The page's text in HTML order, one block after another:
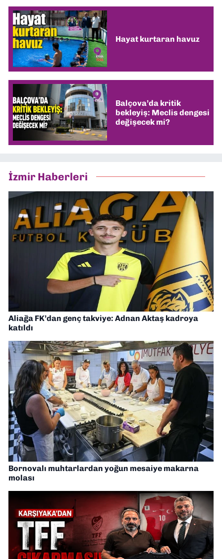
Hayat kurtaran havuz
Balçova’da kritik
bekleyiş: Meclis dengesi
değişecek mi?
İzmir Haberleri
Aliağa FK’dan genç takviye: Adnan Aktaş kadroya
katıldı
Bornovalı muhtarlardan yoğun mesaiye makarna
molası